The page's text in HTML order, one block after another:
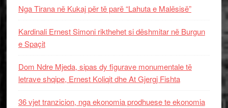
Nga Tirana në Kukaj për të parë “Lahuta e Malësisë”
Kardinali Ernest Simoni rikthehet si dëshmitar në Burgun
e Spaçit
Dom Ndre Mjeda, sipas dy figurave monumentale të
letrave shqipe, Ernest Koliqit dhe At Gjergj Fishta
36 vjet tranzicion, nga ekonomia prodhuese te ekonomia